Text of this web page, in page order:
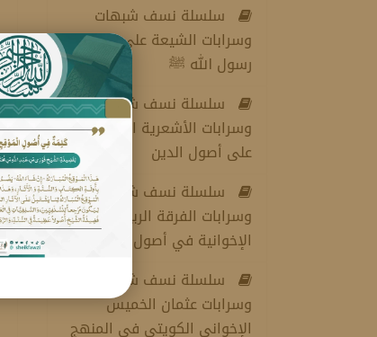
سلسلة نسف شبهات
وسرابات الشيعة على صحابة
رسول الله ﷺ
19
سلسلة نسف شبهات
وسرابات الأشعرية الجهمية
على أصول الدين
2
سلسلة نسف شبهات
وسرابات الفرقة الربيعية
الإخوانية في أصول الدين
سلسلة نسف شبهات
وسرابات عثمان الخميس
الإخواني الكويتي في المنهج